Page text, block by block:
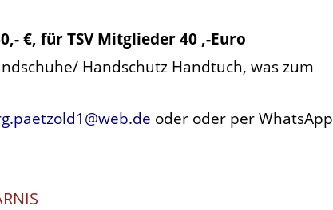
€, für TSV Mitglieder 40 ,-Euro
Handschutz Handtuch, was zum
oder oder per WhatsApp